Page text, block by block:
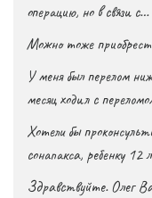
операцию, но в связи с…
Можно тоже
У меня был перелом
месяц ходил с
Хотели бы
сонапакса, ребенку 12
Здравствуйте. Олег